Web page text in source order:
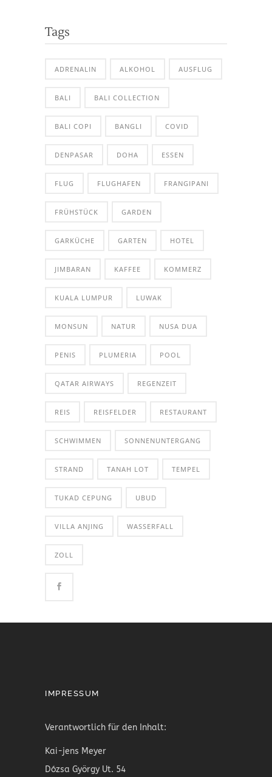
Tags
ADRENALIN ALKOHOL AUSFLUG
BALI BALI COLLECTION
BALI COPI BANGLI COVID
DENPASAR DOHA ESSEN
FLUG FLUGHAFEN FRANGIPANI
FRÜHSTÜCK GARDEN
GARKÜCHE GARTEN HOTEL
JIMBARAN KAFFEE KOMMERZ
KUALA LUMPUR LUWAK
MONSUN NATUR NUSA DUA
PENIS PLUMERIA POOL
QATAR AIRWAYS REGENZEIT
REIS REISFELDER RESTAURANT
SCHWIMMEN SONNENUNTERGANG
STRAND TANAH LOT TEMPEL
TUKAD CEPUNG UBUD
VILLA ANJING WASSERFALL
ZOLL
IMPRESSUM
Verantwortlich für den Inhalt:
Kai-jens Meyer
Dózsa György Ut. 54